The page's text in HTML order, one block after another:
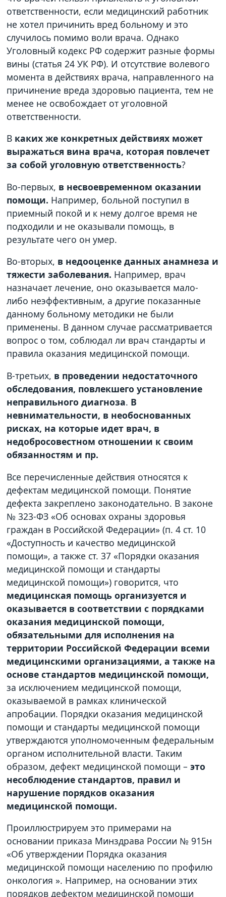
ответственности, если медицинский работник
не хотел причинить вред больному и это
случилось помимо воли врача. Однако
Уголовный кодекс РФ содержит разные формы
вины (статья 24 УК РФ). И отсутствие волевого
момента в действиях врача, направленного на
причинение вреда здоровью пациента, тем не
менее не освобождает от уголовной
ответственности.
В каких же конкретных действиях может
выражаться вина врача, которая повлечет
за собой уголовную ответственность?
Во-первых, в несвоевременном оказании
помощи. Например, больной поступил в
приемный покой и к нему долгое время не
подходили и не оказывали помощь, в
результате чего он умер.
Во-вторых, в недооценке данных анамнеза и
тяжести заболевания. Например, врач
назначает лечение, оно оказывается мало-
либо неэффективным, а другие показанные
данному больному методики не были
применены. В данном случае рассматривается
вопрос о том, соблюдал ли врач стандарты и
правила оказания медицинской помощи.
В-третьих, в проведении недостаточного
обследования, повлекшего установление
неправильного диагноза. В
невнимательности, в необоснованных
рисках, на которые идет врач, в
недобросовестном отношении к своим
обязанностям и пр.
Все перечисленные действия относятся к
дефектам медицинской помощи. Понятие
дефекта закреплено законодательно. В законе
№ 323-ФЗ «Об основах охраны здоровья
граждан в Российской Федерации» (п. 4 ст. 10
«Доступность и качество медицинской
помощи», а также ст. 37 «Порядки оказания
медицинской помощи и стандарты
медицинской помощи») говорится, что
медицинская помощь организуется и
оказывается в соответствии с порядками
оказания медицинской помощи,
обязательными для исполнения на
территории Российской Федерации всеми
медицинскими организациями, а также на
основе стандартов медицинской помощи,
за исключением медицинской помощи,
оказываемой в рамках клинической
апробации. Порядки оказания медицинской
помощи и стандарты медицинской помощи
утверждаются уполномоченным федеральным
органом исполнительной власти. Таким
образом, дефект медицинской помощи –это
несоблюдение стандартов, правил и
нарушение порядков оказания
медицинской помощи.
Проиллюстрируем это примерами на
основании приказа Минздрава России № 915н
«Об утверждении Порядка оказания
медицинской помощи населению по профилю
онкология ». Например, на основании этих
порядков дефектом медицинской помощи